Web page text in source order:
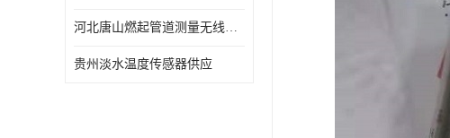
河北唐山燃起管道测量无线压力变送器型号 性能稳定
贵州淡水温度传感器供应